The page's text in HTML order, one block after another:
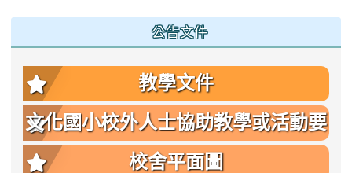
公告文件
教學文件
文化國小校外人士協助教學或活動要
點
校舍平面圖